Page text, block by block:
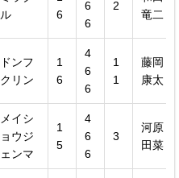
ル
6
6
6
2
竜二
ドンフ
クリン
1
6
4
6
6
1
1
藤岡
康太
メイシ
ョウジ
ェンマ
1
5
4
6
6
3
河原
田菜